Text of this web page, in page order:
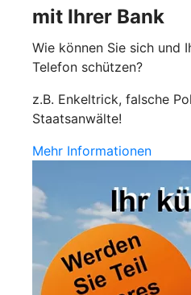
mit Ihrer Bank
Wie können Sie sich und
Telefon schützen?
z.B. Enkeltrick, falsche
Staatsanwälte!
Mehr Informationen